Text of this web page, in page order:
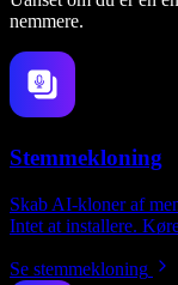
nemmere.
Stemmekloning
Skab AI-kloner af
Intet at installere.
Se stemmekloning